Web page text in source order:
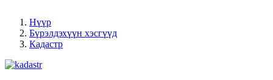
Нүүр
Бүрэлдэхүүн хэсгүүд
Кадастр